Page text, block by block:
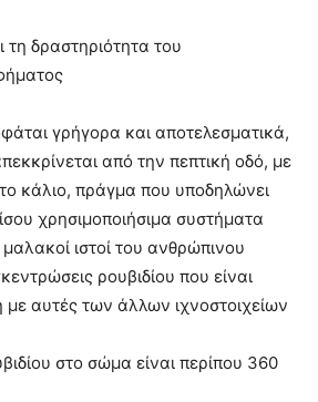
τη δραστηριότητα του
γρήγορα και αποτελεσματικά,
από την πεπτική οδό, με
κάλιο, πράγμα που υποδηλώνει
χρησιμοποιήσιμα συστήματα
ιστοί του ανθρώπινου
ρουβιδίου που είναι
με αυτές των άλλων ιχνοστοιχείων
στο σώμα είναι περίπου 360